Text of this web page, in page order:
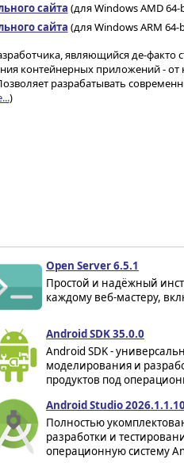
сайта (для Windows AMD
сайта (для Windows ARM
являющийся де-факто
контейнерных приложений -
разрабатывать
)
Open Server 6.5.1
Простой и надёжный
каждому веб-мастеру,
Android SDK 35.0.0
Android SDK -
моделирования и
продуктов под
Android Studio
Полностью
разработки и
операционную систему